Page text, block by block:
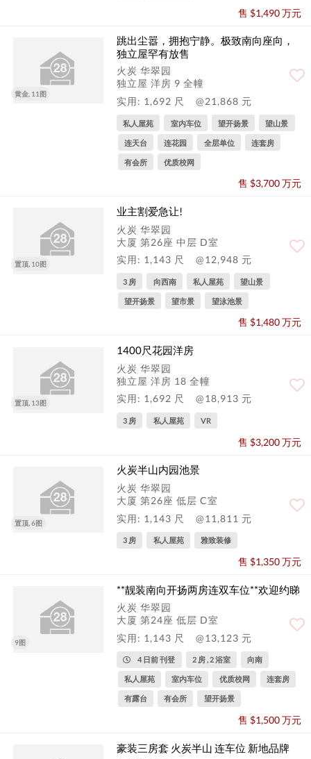
售 $1,490 万元
黄金, 11图
跳出尘嚣，拥抱宁静。极致南向座向，
独立屋罕有放售
火炭 华翠园
独立屋 洋房 9 全幢
实用: 1,692 尺
@21,868 元
私人屋苑 室内车位 望开扬景 望山景
连天台 连花园 全层单位 连套房
有会所 优质校网
售 $3,700 万元
置顶, 10图
业主割爱急让!
火炭 华翠园
大厦 第26座 中层 D室
实用: 1,143 尺
@12,948 元
3 房 向西南 私人屋苑 望山景
望开扬景 望市景 望泳池景
售 $1,480 万元
置顶, 13图
1400尺花园洋房
火炭 华翠园
独立屋 洋房 18 全幢
实用: 1,692 尺
@18,913 元
3 房 私人屋苑 VR
售 $3,200 万元
置顶, 6图
火炭半山内园池景
火炭 华翠园
大厦 第26座 低层 C室
实用: 1,143 尺
@11,811 元
3 房 私人屋苑 雅致装修
售 $1,350 万元
9图
**靓装南向开扬两房连双车位**欢迎约睇
火炭 华翠园
大厦 第24座 低层 D室
实用: 1,143 尺
@13,123 元
4 日前 刊登 2 房 , 2 浴室 向南
私人屋苑 室内车位 优质校网 连套房
有露台 有会所 望开扬景
售 $1,500 万元
豪装三房套 火炭半山 连车位 新地品牌